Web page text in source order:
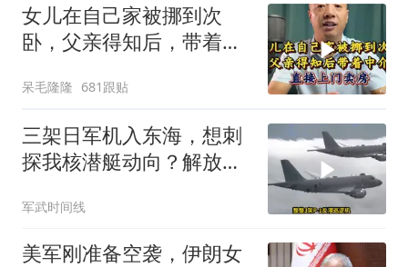
女儿在自己家被挪到次
卧，父亲得知后，带着中
呆毛隆隆 681跟贴
三架日军机入东海，想刺
探我核潜艇动向？解放军
军武时间线
美军刚准备空袭，伊朗女